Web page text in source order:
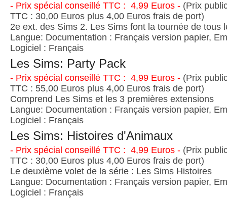
- Prix spécial conseillé TTC : 4,99 Euros - (Prix
TTC : 30,00 Euros plus 4,00 Euros frais de port)
2e ext. des Sims 2. Les Sims font la tournée de tous
Langue: Documentation : Français version papier,
Logiciel : Français
Les Sims: Party Pack
- Prix spécial conseillé TTC : 4,99 Euros - (Prix
TTC : 55,00 Euros plus 4,00 Euros frais de port)
Comprend Les Sims et les 3 premières extensions
Langue: Documentation : Français version papier,
Logiciel : Français
Les Sims: Histoires d'Animaux
- Prix spécial conseillé TTC : 4,99 Euros - (Prix
TTC : 30,00 Euros plus 4,00 Euros frais de port)
Le deuxième volet de la série : Les Sims Histoires
Langue: Documentation : Français version papier,
Logiciel : Français